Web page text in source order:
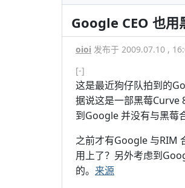
Google CEO 也用
oioi 发布于 2009.07.10 ,
[-]
这是最近狗仔队拍到的
据说这是一部黑莓
到Google 并没有与黑莓
之前才有Google 与RIM
用上了？另外考虑到
的。 来源